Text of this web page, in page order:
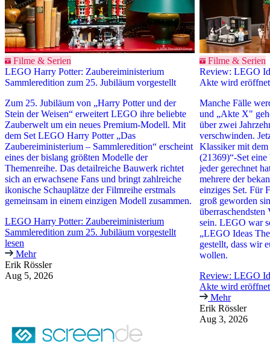
Filme & Serien
LEGO Harry Potter: Zaubereiministerium
Sammleredition zum 25. Jubiläum vorgestellt
Zum 25. Jubiläum von „Harry Potter und der
Stein der Weisen“ erweitert LEGO ihre beliebte
Zauberwelt um ein neues Premium-Modell. Mit
dem Set LEGO Harry Potter „Das
Zaubereiministerium – Sammleredition“ erscheint
eines der bislang größten Modelle der
Themenreihe. Das detailreiche Bauwerk richtet
sich an erwachsene Fans und bringt zahlreiche
ikonische Schauplätze der Filmreihe erstmals
gemeinsam in einem einzigen Modell zusammen.
LEGO Harry Potter: Zaubereiministerium
Sammleredition zum 25. Jubiläum vorgestellt
lesen
Mehr
Erik Rössler
Aug 5, 2026
Filme & Serien
Review: LEGO
Akte wird eröffnet
Manche Fälle
und „Akte X"
über zwei
verschwinden.
Klassiker mit
(21369)“-Set
jeder gerechnet
mehrere der
einziges Set. Für
groß geworden
überraschendsten
sein. LEGO war
„LEGO Ideas
gestellt, dass wir
wollen.
Review: LEGO
Akte wird
Mehr
Erik Rössler
Aug 3, 2026